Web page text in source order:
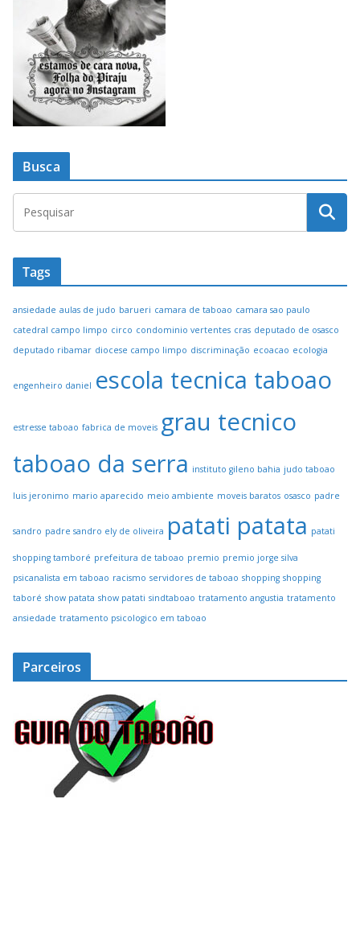
Busca
Tags
ansiedade aulas de judo barueri camara de taboao camara sao paulo
catedral campo limpo circo condominio vertentes cras deputado de osasco
deputado ribamar diocese campo limpo discriminação ecoacao ecologia
engenheiro daniel escola tecnica taboao
estresse taboao fabrica de moveis grau tecnico
taboao da serra instituto gileno bahia judo taboao
luis jeronimo mario aparecido meio ambiente moveis baratos osasco padre
sandro padre sandro ely de oliveira patati patata patati
shopping tamboré prefeitura de taboao premio premio jorge silva
psicanalista em taboao racismo servidores de taboao shopping shopping
taboré show patata show patati sindtaboao tratamento angustia tratamento
ansiedade tratamento psicologico em taboao
Parceiros